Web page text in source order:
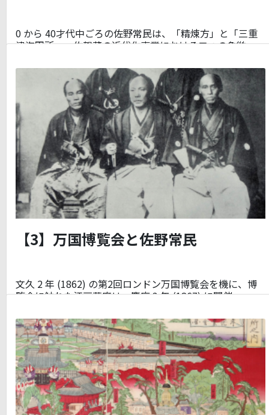
0 から 40才代中ごろの佐野常民は、「精煉方」と「三重
津海軍所」、佐賀藩の近代化事業における二つの象徴…
【3】万国博覧会と佐野常民
文久 2 年 (1862) の第2回ロンドン万国博覧会を機に、博
覧会に触れた江戸幕府は、慶応 3 年 (1867) に開催…